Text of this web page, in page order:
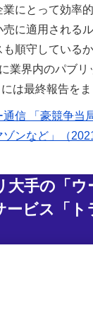
業にとって効率
に適用される
順守している
業界内のパブリ
は最終報告をま
通信 「豪競争当
ンなど」（
大手の「ウ
ービス「ト